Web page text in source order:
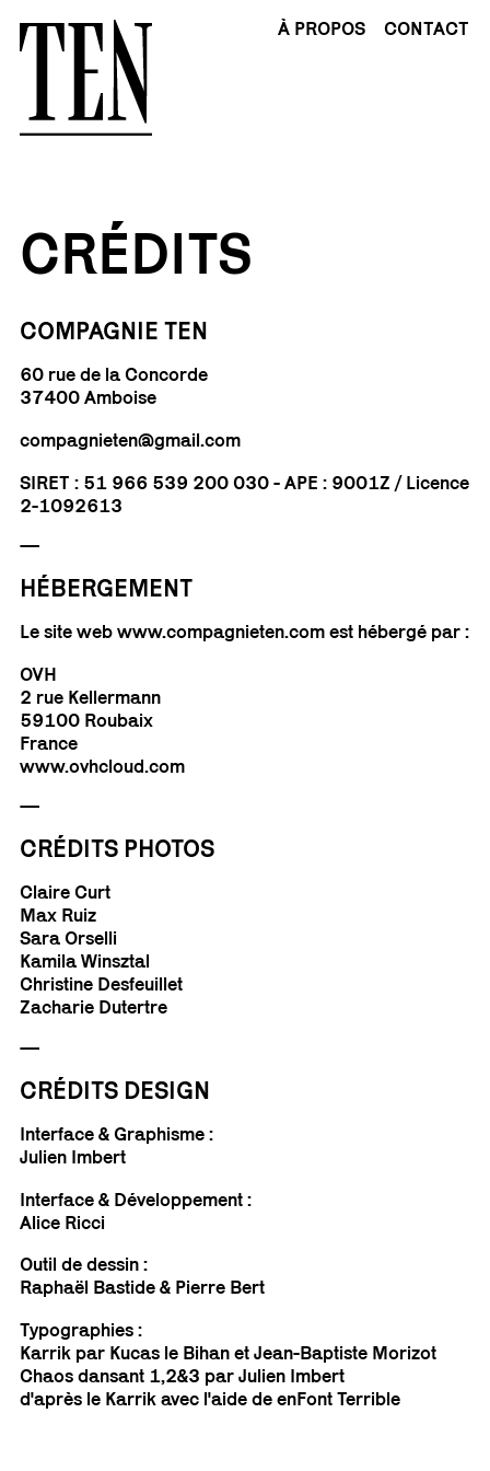
À PROPOS CONTACT
CRÉDITS
COMPAGNIE TEN
60 rue de la Concorde
37400 Amboise
compagnieten@gmail.com
SIRET : 51 966 539 200 030 - APE : 9001Z / Licence
2-1092613
—
HÉBERGEMENT
Le site web www.compagnieten.com est hébergé par :
OVH
2 rue Kellermann
59100 Roubaix
France
www.ovhcloud.com
—
CRÉDITS PHOTOS
Claire Curt
Max Ruiz
Sara Orselli
Kamila Winsztal
Christine Desfeuillet
Zacharie Dutertre
—
CRÉDITS DESIGN
Interface & Graphisme :
Julien Imbert
Interface & Développement :
Alice Ricci
Outil de dessin :
Raphaël Bastide & Pierre Bert
Typographies :
Karrik par Kucas le Bihan et Jean-Baptiste Morizot
Chaos dansant 1,2&3 par Julien Imbert
d'après le Karrik avec l'aide de enFont Terrible